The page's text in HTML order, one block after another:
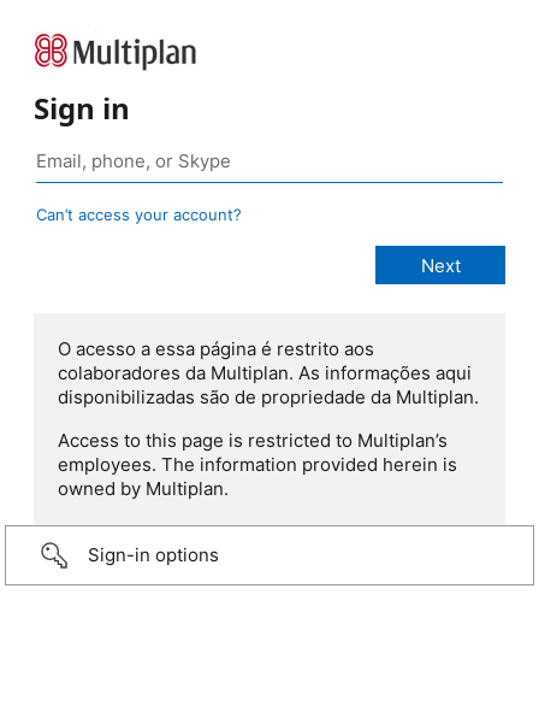
Sign in
Can’t access your account?
O acesso a essa página é restrito aos
colaboradores da Multiplan. As informações aqui
disponibilizadas são de propriedade da Multiplan.
Access to this page is restricted to Multiplan’s
employees. The information provided herein is
owned by Multiplan.
Sign-in options